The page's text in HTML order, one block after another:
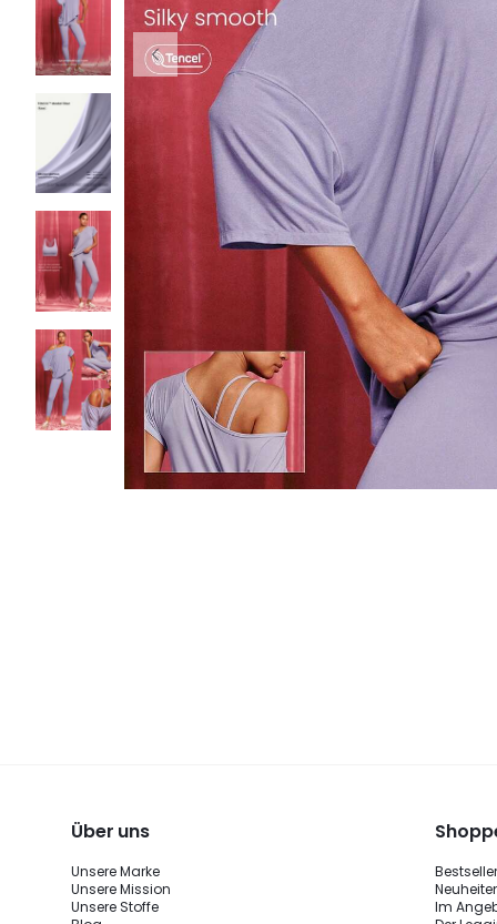
Über uns
Unsere Marke
Unsere Mission
Unsere Stoffe
Bestseller
Im